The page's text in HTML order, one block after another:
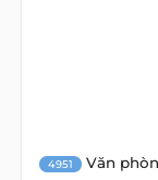
4951 Văn